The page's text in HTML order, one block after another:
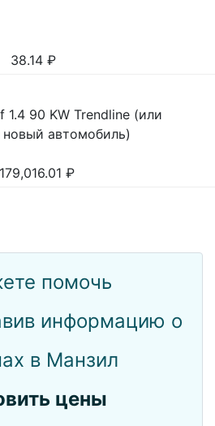
38.14 ₽
1.4 90 KW Trendline (или
новый автомобиль)
₽
помочь
информацию о
в Манзил
цены